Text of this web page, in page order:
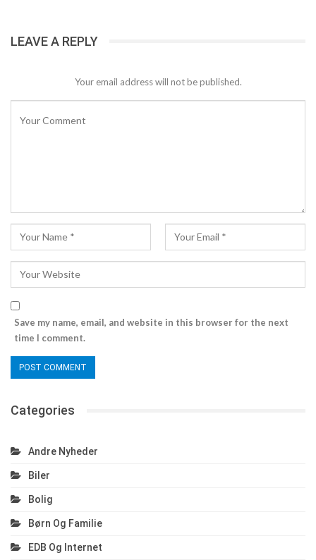
LEAVE A REPLY
Your email address will not be published.
Save my name, email, and website in this browser for the next
time I comment.
Categories
Andre Nyheder
Biler
Bolig
Børn Og Familie
EDB Og Internet